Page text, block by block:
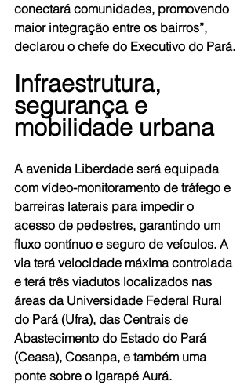
conectará comunidades, promovendo
maior integração entre os bairros”,
declarou o chefe do Executivo do Pará.
Infraestrutura,
segurança e
mobilidade urbana
A avenida Liberdade será equipada
com vídeo-monitoramento de tráfego e
barreiras laterais para impedir o
acesso de pedestres, garantindo um
fluxo contínuo e seguro de veículos. A
via terá velocidade máxima controlada
e terá três viadutos localizados nas
áreas da Universidade Federal Rural
do Pará (Ufra), das Centrais de
Abastecimento do Estado do Pará
(Ceasa), Cosanpa, e também uma
ponte sobre o Igarapé Aurá.